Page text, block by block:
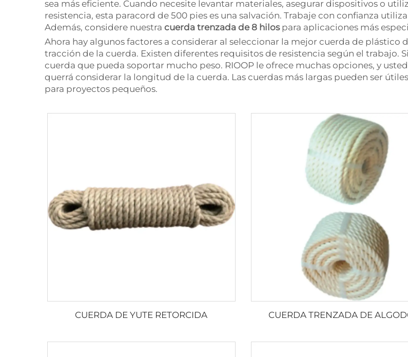
sea más eficiente. Cuando necesite levantar materiales, asegurar dispositivos o
resistencia, esta paracord de 500 pies es una salvación. Trabaje con confianza
Además, considere nuestra cuerda trenzada de 8 hilos para aplicaciones más
Ahora hay algunos factores a considerar al seleccionar la mejor cuerda de plástico
tracción de la cuerda. Existen diferentes requisitos de resistencia según el trabajo.
cuerda que pueda soportar mucho peso. RIOOP le ofrece muchas opciones, y
querrá considerar la longitud de la cuerda. Las cuerdas más largas pueden ser
para proyectos pequeños.
CUERDA DE YUTE RETORCIDA CUERDA TRENZADA DE